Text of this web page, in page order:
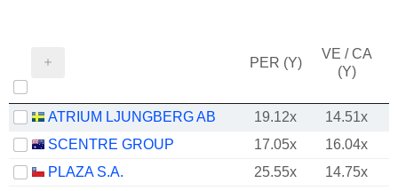
PER (Y)
VE / CA
(Y)
ATRIUM LJUNGBERG AB 19.12x 14.51x
SCENTRE GROUP
17.05x 16.04x
PLAZA S.A.
25.55x
14.75x